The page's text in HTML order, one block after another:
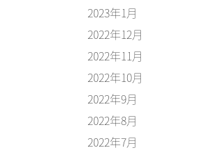
2023年1月
2022年12月
2022年11月
2022年10月
2022年9月
2022年8月
2022年7月